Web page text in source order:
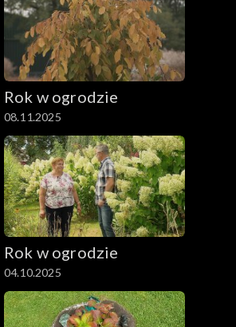
Rok w ogrodzie
08.11.2025
Rok w ogrodzie
04.10.2025